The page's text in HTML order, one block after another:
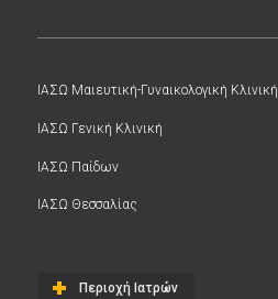
ΙΑΣΩ Μαιευτική-Γυναικολογική Κλινική
ΙΑΣΩ Γενική Κλινική
ΙΑΣΩ Παίδων
ΙΑΣΩ Θεσσαλίας
Περιοχή Ιατρών